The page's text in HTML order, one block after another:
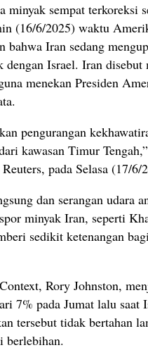
minyak sempat terkoreksi
(16/6/2025) waktu
bahwa Iran sedang
Israel. Iran
menekan Presiden
pengurangan
kawasan Timur
pada Selasa (17/6/
dan serangan udara
minyak Iran, seperti
sedikit ketenangan
Rory Johnston,
7% pada Jumat lalu saat
tersebut tidak bertahan
berlebihan.